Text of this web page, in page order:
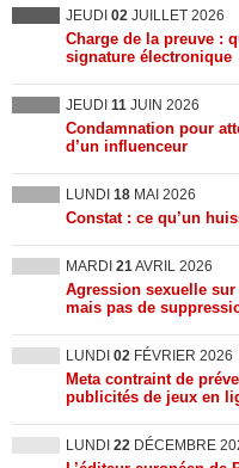
JEUDI 02 JUILLET 2026
Charge de la preuve :
signature électronique
JEUDI 11 JUIN 2026
Condamnation pour
d’un influenceur
LUNDI 18 MAI 2026
Constat : ce qu’un
MARDI 21AVRIL 2026
Agression sexuelle
mais pas de
LUNDI 02 FÉVRIER 2026
Meta contraint de
publicités de jeux en
LUNDI 22 DÉCEMBRE